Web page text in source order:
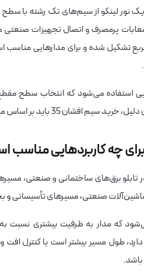
البرز الکتریک نور لینکو از سیم‌های تک
پرمصرف و اتصال تجهیزات صنعتی
استفاده می‌شود که انتخاب سطح
جریان، طول مسیر، نوع مصرف‌کننده و شرایط نصب انجام شود.
در تابلو برق‌های ساختمانی و صنعتی،
صنعتی، مسیرهای تأسیساتی و